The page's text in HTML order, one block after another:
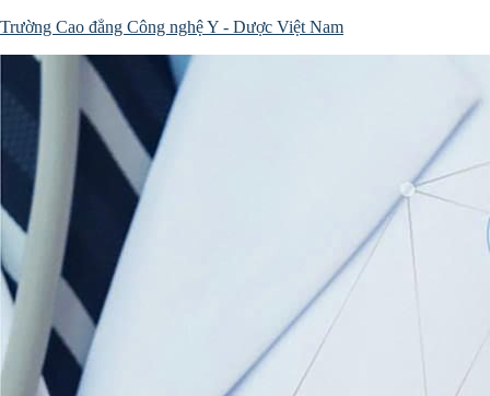
Trường Cao đẳng Công nghệ Y - Dược Việt Nam